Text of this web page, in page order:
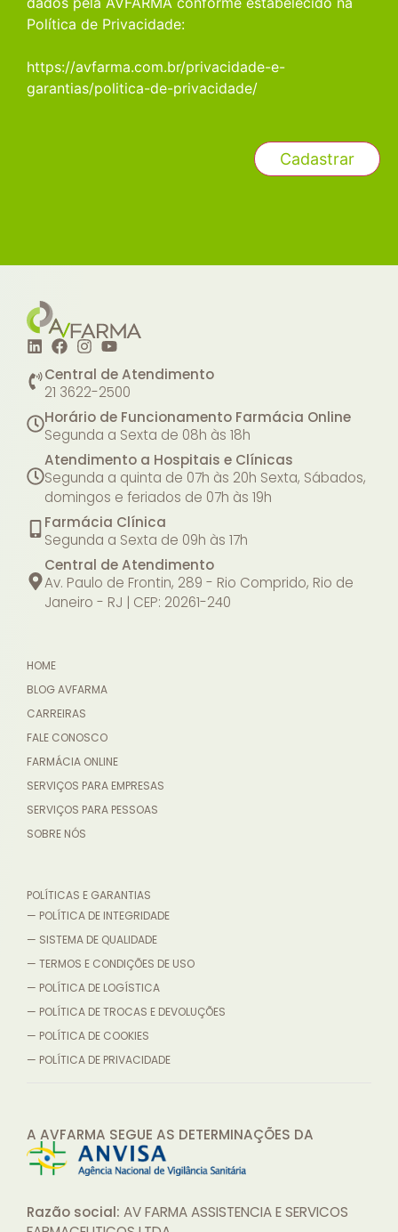
Política de Privacidade:
https://avfarma.com.br/privacidade-e-
garantias/politica-de-privacidade/
Central de Atendimento
21 3622-2500
Horário de Funcionamento Farmácia Online
Segunda a Sexta de 08h às 18h
Atendimento a Hospitais e Clínicas
Segunda a quinta de 07h às 20h Sexta, Sábados,
domingos e feriados de 07h às 19h
Farmácia Clínica
Segunda a Sexta de 09h às 17h
Central de Atendimento
Av. Paulo de Frontin, 289 - Rio Comprido, Rio de
Janeiro - RJ | CEP: 20261-240
HOME
BLOG AVFARMA
CARREIRAS
FALE CONOSCO
FARMÁCIA ONLINE
SERVIÇOS PARA EMPRESAS
SERVIÇOS PARA PESSOAS
SOBRE NÓS
POLÍTICAS E GARANTIAS
— POLÍTICA DE INTEGRIDADE
— SISTEMA DE QUALIDADE
— TERMOS E CONDIÇÕES DE USO
— POLÍTICA DE LOGÍSTICA
— POLÍTICA DE TROCAS E DEVOLUÇÕES
— POLÍTICA DE COOKIES
— POLÍTICA DE PRIVACIDADE
A AVFARMA SEGUE AS DETERMINAÇÕES DA
Razão social: AV FARMA ASSISTENCIA E SERVICOS